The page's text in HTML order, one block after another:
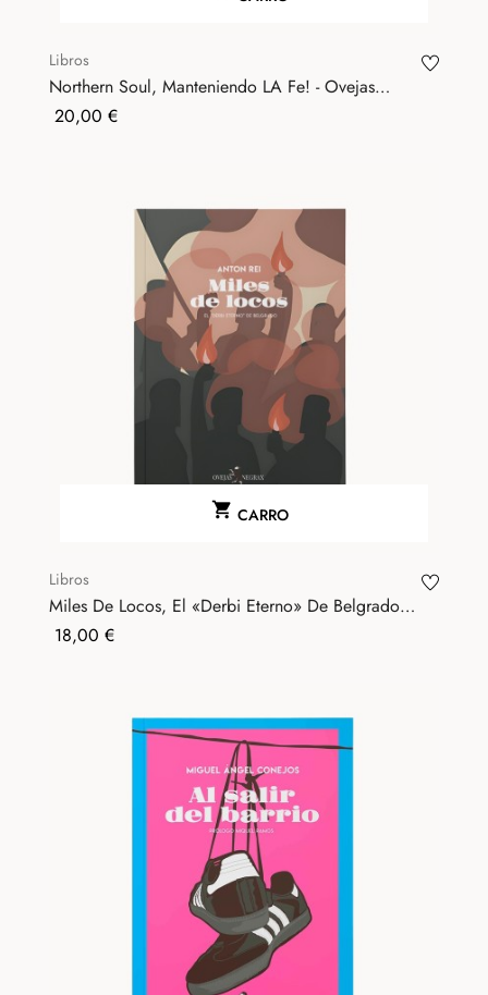
Libros
Northern Soul, Manteniendo LA Fe! - Ovejas
Negrax
Precio
20,00 €
 CARRO
Libros
Miles De Locos, El «Derbi Eterno» De Belgrado
-...
Precio
18,00 €